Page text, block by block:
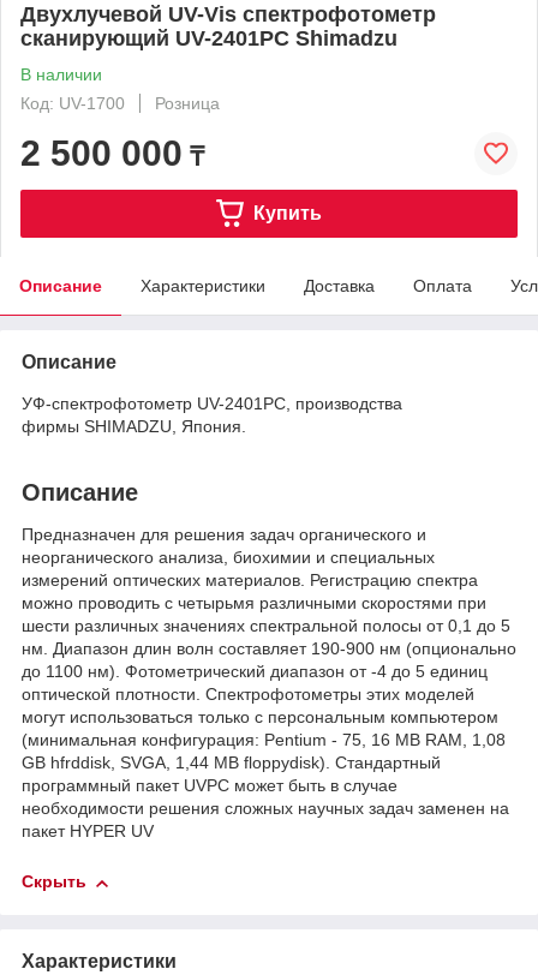
Двухлучевой UV-Vis спектрофотометр
сканирующий UV-2401PC Shimadzu
В наличии
Код: UV-1700
Розница
2 500 000 ₸
Купить
Описание Характеристики Доставка Оплата
Описание
УФ-спектрофотометр UV-2401PC, производства
фирмы SHIMADZU, Япония.
Описание
Предназначен для решения задач органического и
неорганического анализа, биохимии и специальных
измерений оптических материалов. Регистрацию спектра
можно проводить с четырьмя различными скоростями при
шести различных значениях спектральной полосы от 0,1 до 5
нм. Диапазон длин волн составляет 190-900 нм (опционально
до 1100 нм). Фотометрический диапазон от -4 до 5 единиц
оптической плотности. Спектрофотометры этих моделей
могут использоваться только с персональным компьютером
(минимальная конфигурация: Pentium - 75, 16 MB RAM, 1,08
GB hfrddisk, SVGA, 1,44 MB floppydisk). Стандартный
программный пакет UVPC может быть в случае
необходимости решения сложных научных задач заменен на
пакет HYPER UV
Скрыть
Характеристики